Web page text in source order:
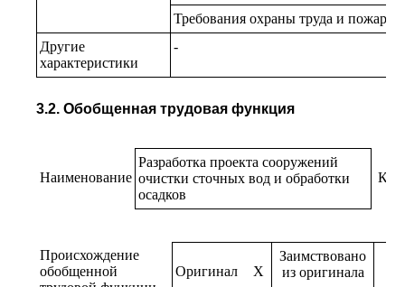
Требования охраны труда и
Другие
характеристики
-
3.2. Обобщенная трудовая функция
Наименование
Разработка проекта сооружений
очистки сточных вод и обработки
осадков
Код
Происхождение
обобщенной
Оригинал X
Заимствовано
из оригинала